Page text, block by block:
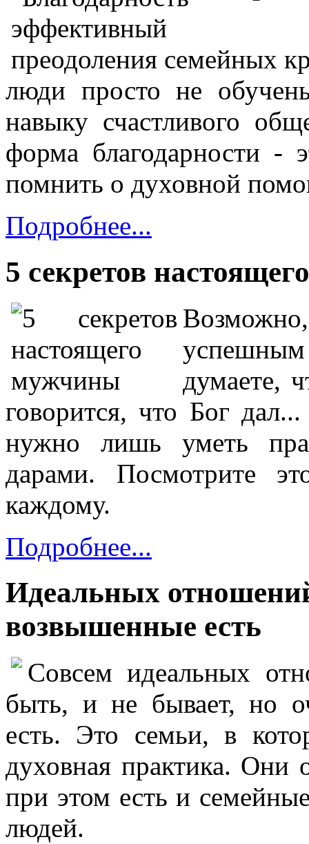
люди просто не
навыку счастливого
форма благодарности -
помнить о духовной
Подробнее...
5 секретов
думаете,
говорится, что Бог
нужно лишь уметь
дарами. Посмотрите
каждому.
Подробнее...
Идеальных
возвышенные есть
Совсем идеальных
быть, и не бывает, но
есть. Это семьи, в
духовная практика. Они
при этом есть и
людей.